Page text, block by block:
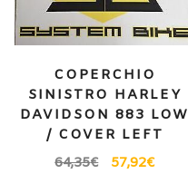
COPERCHIO
SINISTRO HARLEY
DAVIDSON 883 LOW
/ COVER LEFT
64,35€ 57,92€